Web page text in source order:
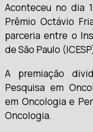
Aconteceu no dia
Prêmio Octávio
parceria entre o
de São Paulo
A premiação
Pesquisa em
em Oncologia e
Oncologia.